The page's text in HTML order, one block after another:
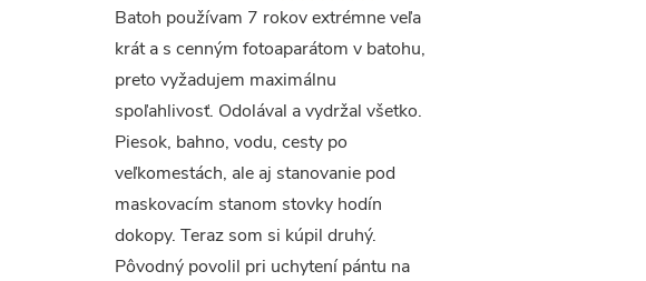
Batoh používam 7 rokov extrémne veľa
krát a s cenným fotoaparátom v batohu,
preto vyžadujem maximálnu
spoľahlivosť. Odolával a vydržal všetko.
Piesok, bahno, vodu, cesty po
veľkomestách, ale aj stanovanie pod
maskovacím stanom stovky hodín
dokopy. Teraz som si kúpil druhý.
Pôvodný povolil pri uchytení pántu na